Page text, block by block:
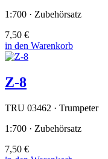
1:700 · Zubehörsatz
7,50 €
in den Warenkorb
Z-8
TRU 03462 · Trumpeter
1:700 · Zubehörsatz
7,50 €